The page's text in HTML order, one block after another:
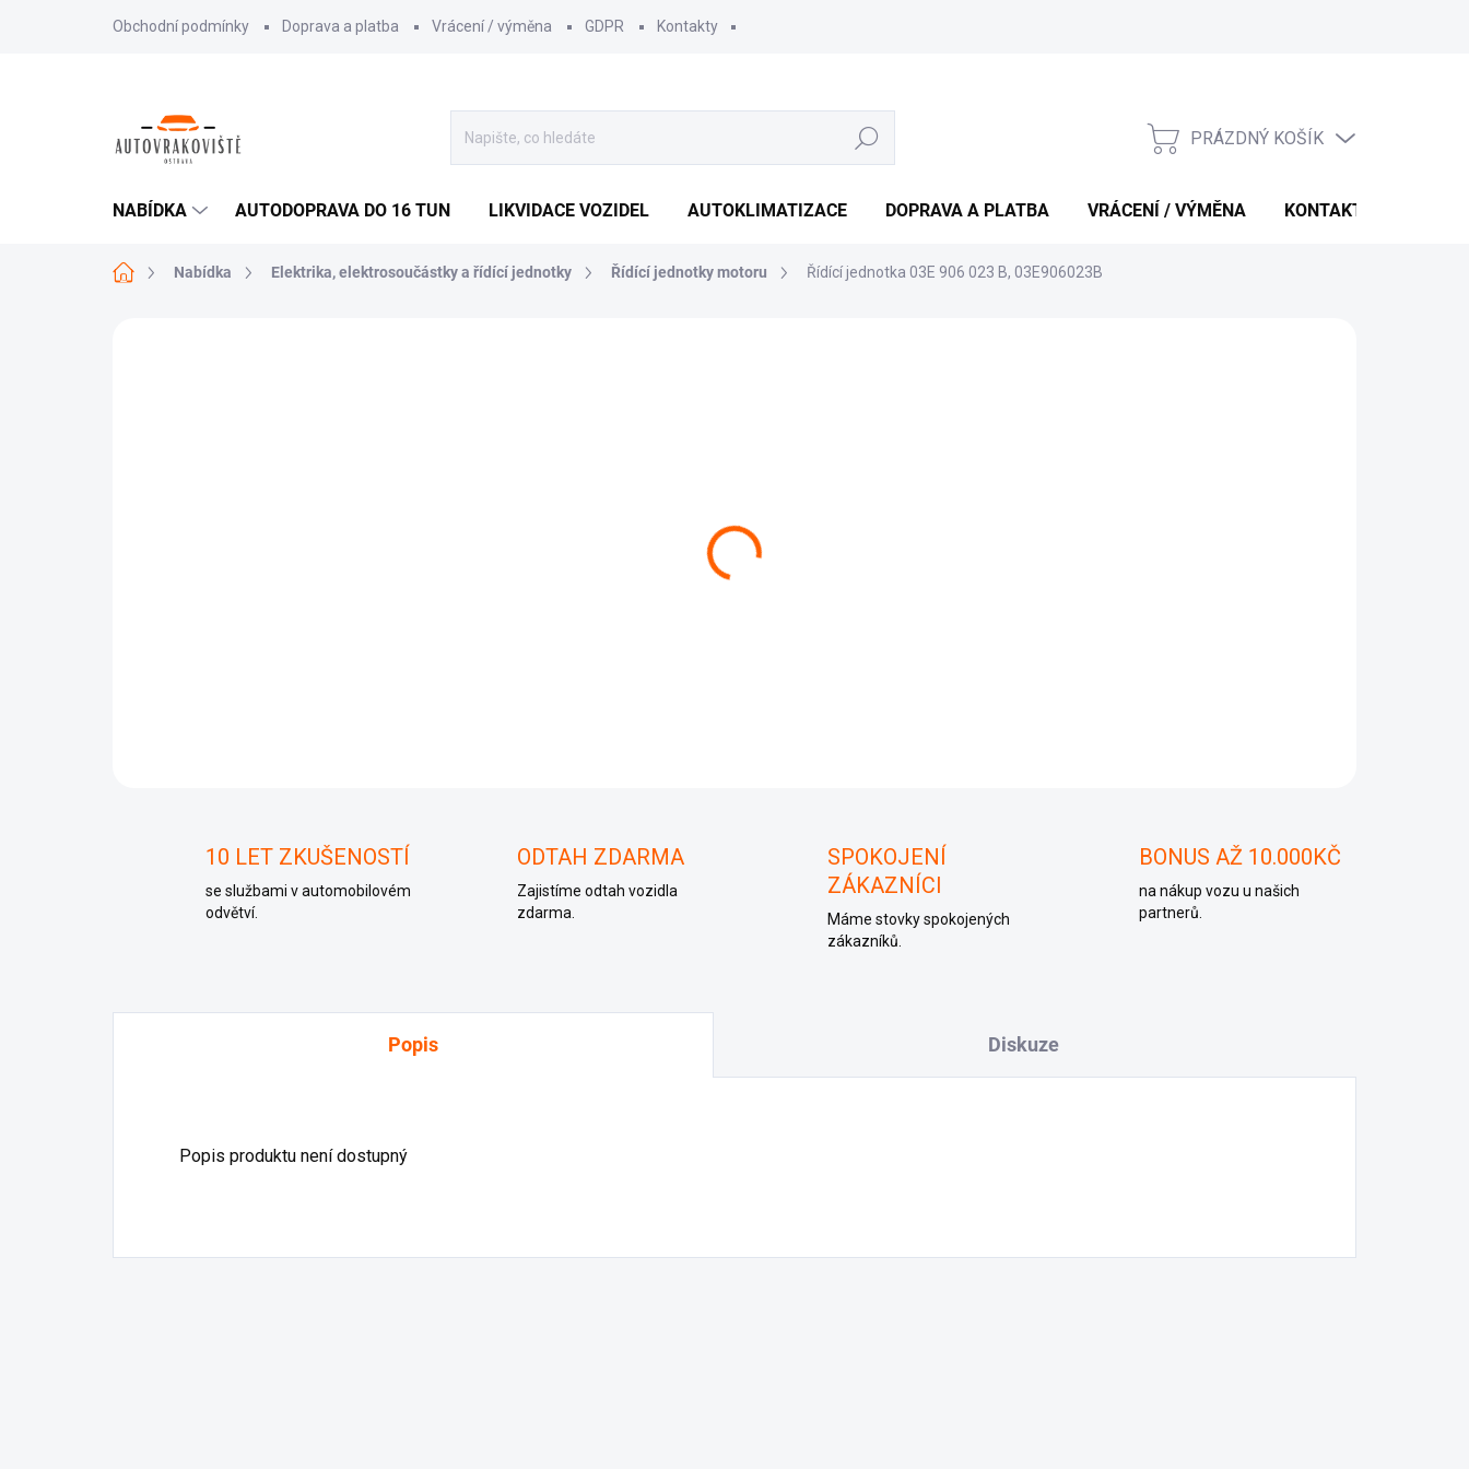
Obchodní podmínky Doprava a platba Vrácení / výměna GDPR Kontakty
Hledat
NÁKUPNÍ
PRÁZDNÝ KOŠÍK
NABÍDKA AUTODOPRAVA DO 16 TUN LIKVIDACE VOZIDEL AUTOKLIMATIZACE DOPRAVA A PLATBA VRÁCENÍ / VÝMĚNA KONTAKTY
Domů Nabídka Elektrika, elektrosoučástky a řídící jednotky Řídící jednotky motoru Řídící jednotka 03E 906 023 B, 03E906023B
10 LET ZKUŠENOSTÍ
se službami v automobilovém
odvětví.
ODTAH ZDARMA
Zajistíme odtah vozidla
zdarma.
SPOKOJENÍ
ZÁKAZNÍCI
Máme stovky spokojených
zákazníků.
BONUS AŽ 10.000KČ
na nákup vozu u našich
partnerů.
Popis Diskuze
Popis produktu není dostupný